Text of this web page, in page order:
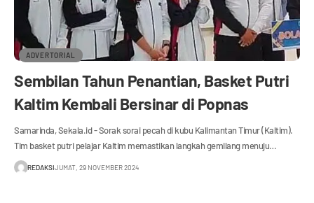
ADVERTORIAL
Sembilan Tahun Penantian, Basket Putri
Kaltim Kembali Bersinar di Popnas
Samarinda, Sekala.id - Sorak sorai pecah di kubu Kalimantan Timur (Kaltim).
Tim basket putri pelajar Kaltim memastikan langkah gemilang menuju…
REDAKSIJUMAT, 29 NOVEMBER 2024